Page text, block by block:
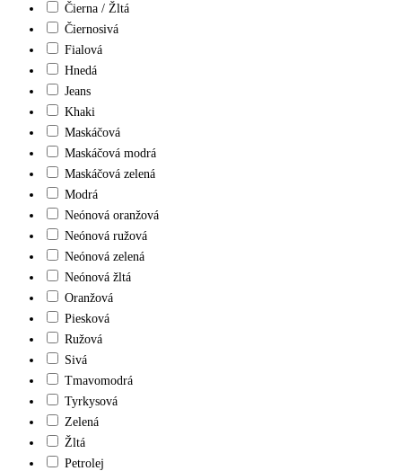
Čierna / Žltá
Čiernosivá
Fialová
Hnedá
Jeans
Khaki
Maskáčová
Maskáčová modrá
Maskáčová zelená
Modrá
Neónová oranžová
Neónová ružová
Neónová zelená
Neónová žltá
Oranžová
Piesková
Ružová
Sivá
Tmavomodrá
Tyrkysová
Zelená
Žltá
Petrolej